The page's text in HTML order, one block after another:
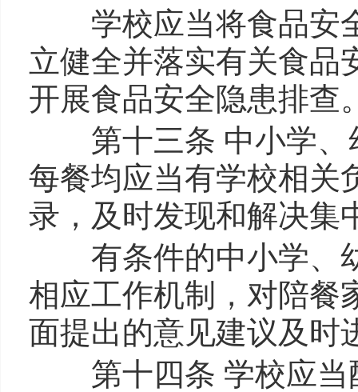
学校应当将食品安全
立健全并落实有关食品
开展食品安全隐患排查
第十三条 中小学、
每餐均应当有学校相关
录，及时发现和解决集
有条件的中小学、幼
相应工作机制，对陪餐
面提出的意见建议及时
第十四条 学校应当